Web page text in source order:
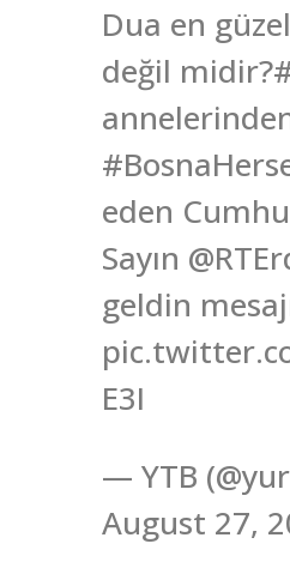
Dua en
değil
eden
Sayın
geldin
E3I
— YTB
August 27,